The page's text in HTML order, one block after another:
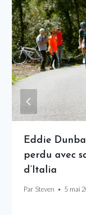
Eddie
perdu avec
d’Italia
Par Steven 5 mai